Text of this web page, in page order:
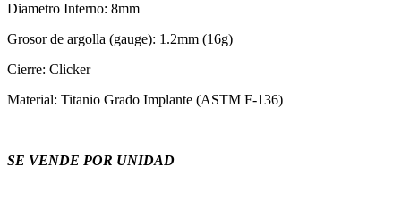
Diametro Interno: 8mm
Grosor de argolla (gauge): 1.2mm (16g)
Cierre: Clicker
Material: Titanio Grado Implante (ASTM F-136)
SE VENDE POR UNIDAD